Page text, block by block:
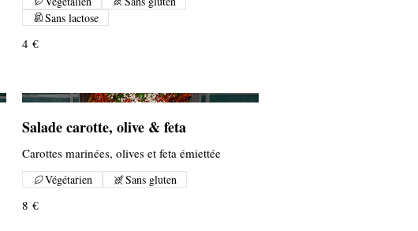
4 €
Sans lactose
Salade carotte, olive & feta
Carottes marinées, olives et feta émiettée
8 €
Végétarien Sans gluten